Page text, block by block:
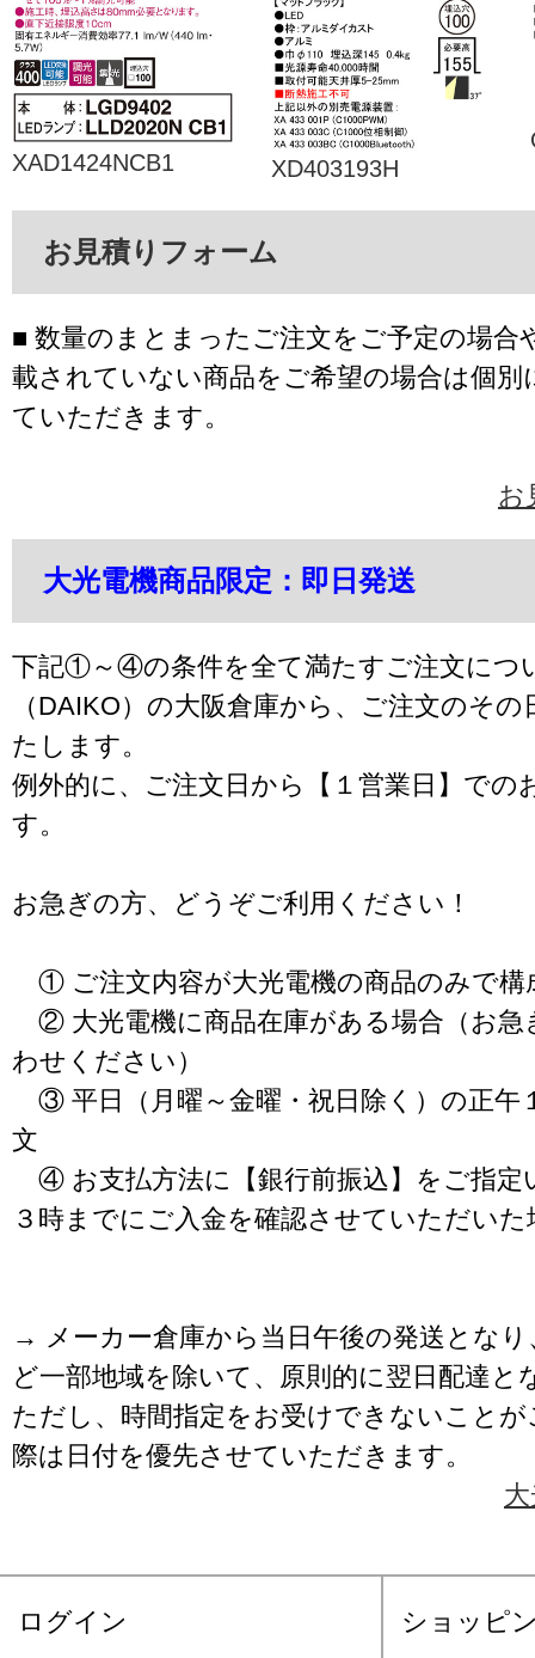
XAD1424NCB1 XD403193H
お見積りフォーム
■ 数量のまとまったご注文をご予定の場合
載されていない商品をご希望の場合は個別
ていただきます。
お
大光電機商品限定：即日発送
下記①～④の条件を全て満たすご注文につ
（DAIKO）の大阪倉庫から、ご注文のそ
たします。
例外的に、ご注文日から【１営業日】での
す。
お急ぎの方、どうぞご利用ください！
① ご注文内容が大光電機の商品のみで構
② 大光電機に商品在庫がある場合（お急
わせください）
③ 平日（月曜～金曜・祝日除く）の正午
文
④ お支払方法に【銀行前振込】をご指定
３時までにご入金を確認させていただいた
→ メーカー倉庫から当日午後の発送となり
ど一部地域を除いて、原則的に翌日配達と
ただし、時間指定をお受けできないこと
際は日付を優先させていただきます。
ログイン ショッピ